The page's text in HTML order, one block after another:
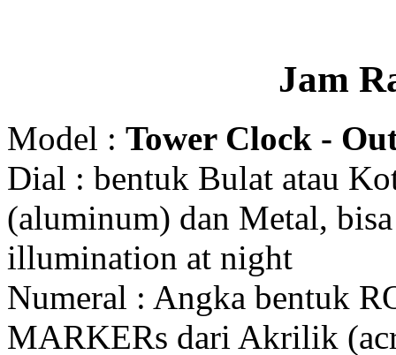
Jam
Model : Tower Clock -
Dial : bentuk Bulat atau
(aluminum) dan Metal,
illumination at night
Numeral : Angka bentuk
MARKERs dari Akrilik